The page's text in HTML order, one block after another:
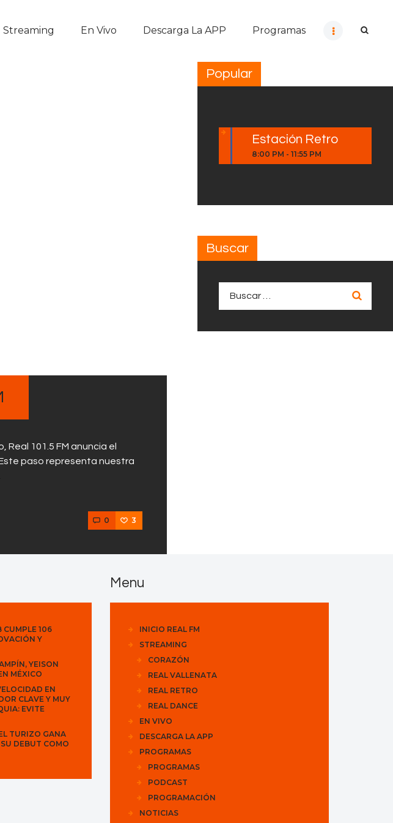
Streaming En Vivo Descarga La APP Programas
101.5 FM anuncia el
paso representa nuestra
0 3
Popular
Estación Retro
8:00 PM -11:55 PM
Buscar
CUMPLE 106
Y
YEISON
MÉXICO
EN
CLAVE Y MUY
EVITE
TURIZO GANA
DEBUT COMO
Menu
INICIO REAL FM
STREAMING
CORAZÓN
REAL VALLENATA
REAL RETRO
REAL DANCE
EN VIVO
DESCARGA LA APP
PROGRAMAS
PROGRAMAS
PODCAST
PROGRAMACIÓN
NOTICIAS